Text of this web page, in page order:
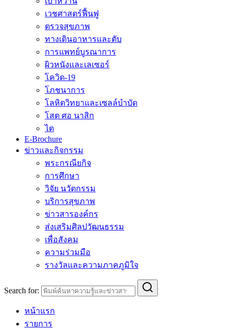
เวชศาสตร์ฟื้นฟู
ตรวจสุขภาพ
ทางเดินอาหารและตับ
การแพทย์บูรณาการ
ผิวหนังและเลเซอร์
โควิด-19
โภชนาการ
โลหิตวิทยาและเซลล์บำบัด
โสต ศอ นาสิก
ไต
E-Brochure
ข่าวและกิจกรรม
พระกรณียกิจ
การศึกษา
วิจัย นวัตกรรม
บริการสุขภาพ
ข่าวสารองค์กร
ส่งเสริมศิลปวัฒนธรรม
เพื่อสังคม
ความร่วมมือ
รางวัลและความภาคภูมิใจ
Search for:
หน้าแรก
รายการ